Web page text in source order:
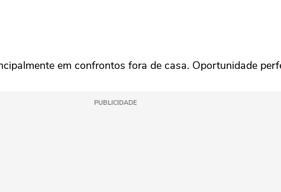
em confrontos fora de casa. Oportunidade
PUBLICIDADE